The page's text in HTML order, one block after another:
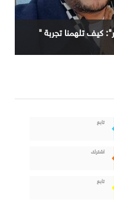
كيف تلهمنا تجربة "
تابع
اشترك
تابع